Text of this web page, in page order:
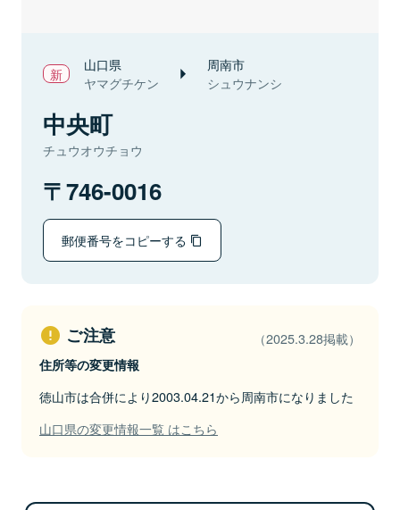
山口県
ヤマグチケン
周南市
シュウナンシ
中央町
チュウオウチョウ
746-0016
郵便番号をコピーする
ご注意 （2025.3.28掲載）
住所等の変更情報
徳山市は合併により2003.04.21から周南市になりました
山口県の変更情報一覧 はこちら